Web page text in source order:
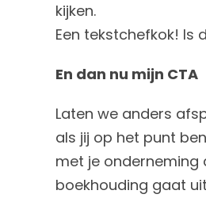
kijken.
Een tekstchefkok! Is
En dan nu mijn CTA
Laten we anders
als jij op het punt
met je onderneming
boekhouding gaat